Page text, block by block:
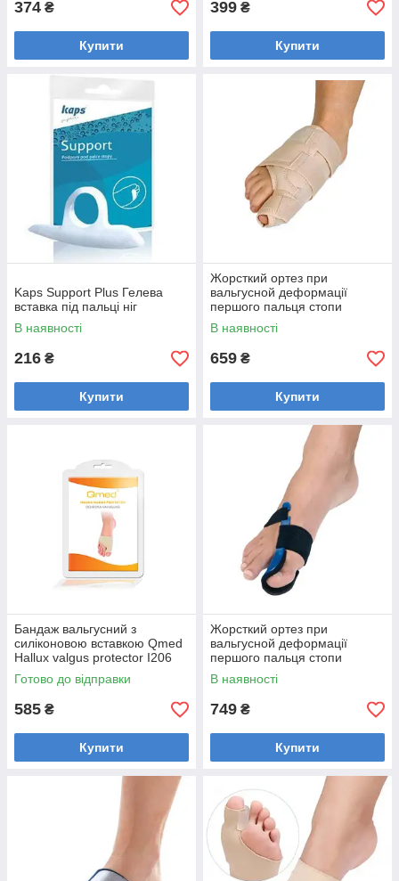
374 ₴
Купити
399 ₴
Купити
Kaps Support Plus Гелева
вставка під пальці ніг
В наявності
216 ₴
Купити
Жорсткий ортез при
вальгусной деформації
першого пальця стопи
Orliman HV-30/31
В наявності
659 ₴
Купити
Бандаж вальгусний з
силіконовою вставкою Qmed
Hallux valgus protector I206
Готово до відправки
585 ₴
Купити
Жорсткий ортез при
вальгусной деформації
першого пальця стопи
Orliman HV-33
В наявності
749 ₴
Купити